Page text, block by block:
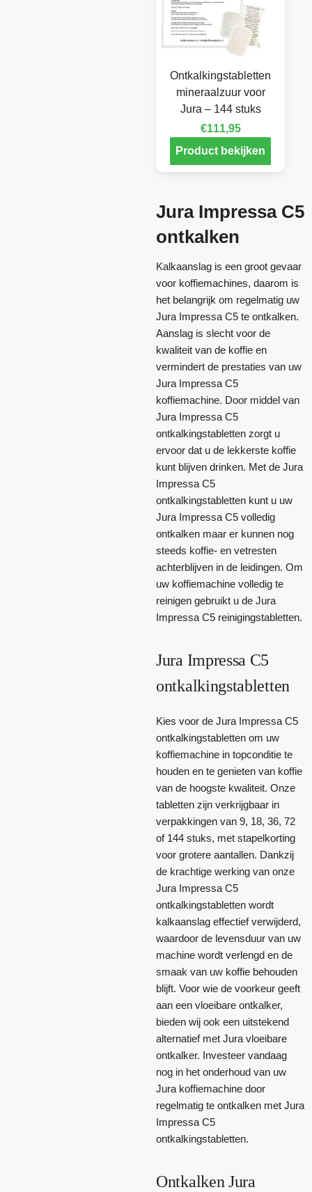
Ontkalkingstabletten
mineraalzuur voor
Jura – 144 stuks
€111,95
Product bekijken
Jura Impressa C5
ontkalken
Kalkaanslag is een groot gevaar
voor koffiemachines, daarom is
het belangrijk om regelmatig uw
Jura Impressa C5 te ontkalken.
Aanslag is slecht voor de
kwaliteit van de koffie en
vermindert de prestaties van uw
Jura Impressa C5
koffiemachine. Door middel van
Jura Impressa C5
ontkalkingstabletten zorgt u
ervoor dat u de lekkerste koffie
kunt blijven drinken. Met de Jura
Impressa C5
ontkalkingstabletten kunt u uw
Jura Impressa C5 volledig
ontkalken maar er kunnen nog
steeds koffie- en vetresten
achterblijven in de leidingen. Om
uw koffiemachine volledig te
reinigen gebruikt u de Jura
Impressa C5 reinigingstabletten.
Jura Impressa C5
ontkalkingstabletten
Kies voor de Jura Impressa C5
ontkalkingstabletten om uw
koffiemachine in topconditie te
houden en te genieten van koffie
van de hoogste kwaliteit. Onze
tabletten zijn verkrijgbaar in
verpakkingen van 9, 18, 36, 72
of 144 stuks, met stapelkorting
voor grotere aantallen. Dankzij
de krachtige werking van onze
Jura Impressa C5
ontkalkingstabletten wordt
kalkaanslag effectief verwijderd,
waardoor de levensduur van uw
machine wordt verlengd en de
smaak van uw koffie behouden
blijft. Voor wie de voorkeur geeft
aan een vloeibare ontkalker,
bieden wij ook een uitstekend
alternatief met Jura vloeibare
ontkalker. Investeer vandaag
nog in het onderhoud van uw
Jura koffiemachine door
regelmatig te ontkalken met Jura
Impressa C5
ontkalkingstabletten.
Ontkalken Jura